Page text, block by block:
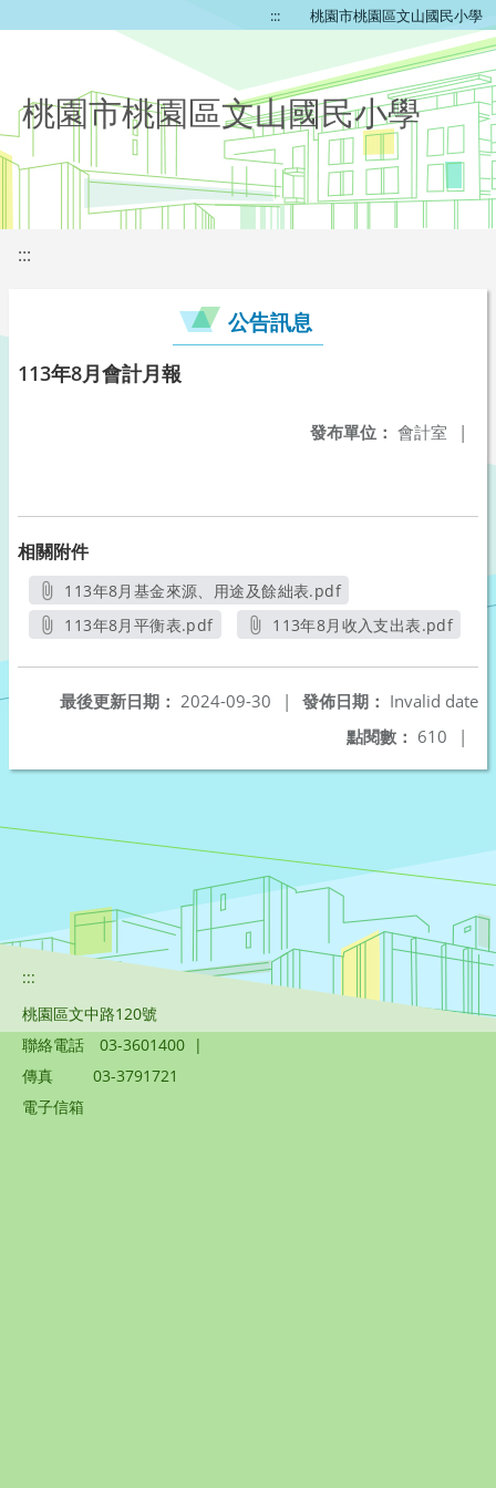
::: 桃園市桃園區文山國民小學
桃園市桃園區文山國民小學
:::
公告訊息
113年8月會計月報
發布單位： 會計室 |
相關附件
113年8月基金來源、用途及餘絀表.pdf
另開新視窗
113年8月平衡表.pdf
113年8月收入支出表.pdf
發佈日期： Invalid date
最後更新日期： 2024-09-30
|
點閱數： 610 |
:::
桃園區文中路120號
聯絡電話
03-3601400 |
傳真
03-3791721
電子信箱